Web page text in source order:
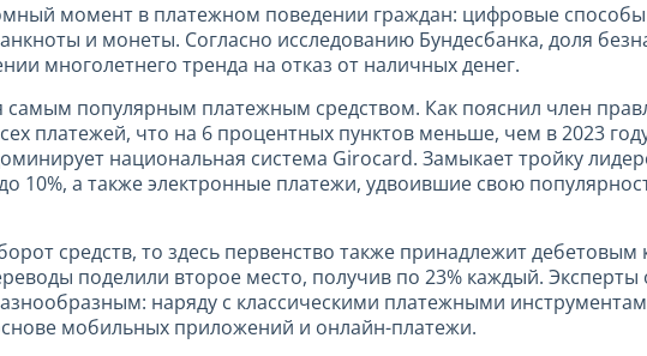
момент в платежном поведении граждан: цифровые
и монеты. Согласно исследованию Бундесбанка, доля
многолетнего тренда на отказ от наличных денег.
популярным платежным средством. Как пояснил член
платежей, что на 6 процентных пунктов меньше, чем в 2023
национальная система Girocard. Замыкает тройку
а также электронные платежи, удвоившие свою
средств, то здесь первенство также принадлежит дебетовым
поделили второе место, получив по 23% каждый.
наряду с классическими платежными
мобильных приложений и онлайн-платежи.